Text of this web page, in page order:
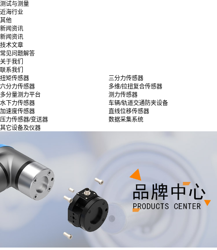
测试与测量
近海行业
其他
新闻资讯
新闻资讯
技术文章
常见问题解答
关于我们
联系我们
扭矩传感器
三分力传感器
六分力传感器
多维/拉扭复合传感器
多分量测力平台
测力传感器
水下力传感器
车辆/轨道交通防夹设备
加速度传感器
直线位移传感器
压力传感器/变送器
数据采集系统
其它设备及仪器